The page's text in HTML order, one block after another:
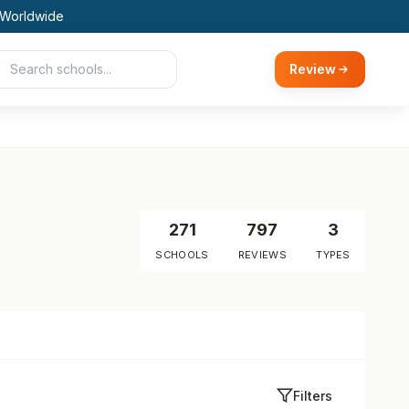
Review
271
SCHOOLS
797
REVIEWS
3
TYPES
Filters